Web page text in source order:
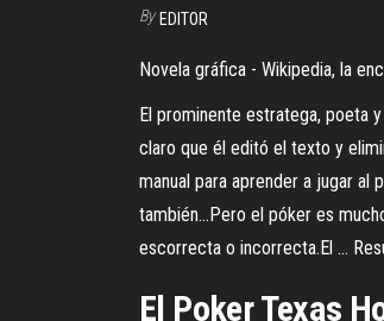
By EDITOR
Novela gráfica - Wikipedia, la
El prominente estratega, poeta
claro que él editó el texto y
manual para aprender a jugar al
también...Pero el póker es
escorrecta o incorrecta.El ...
El Poker Texas